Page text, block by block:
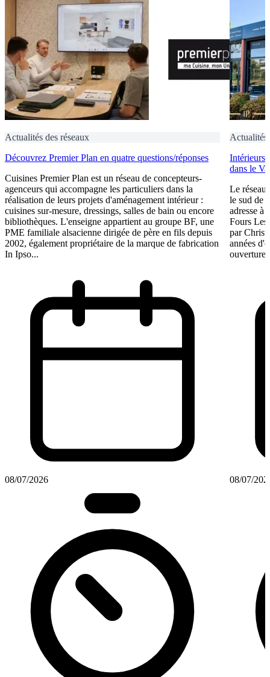
Actualités des réseaux
Découvrez Premier Plan en quatre questions/réponses
Cuisines Premier Plan est un réseau de concepteurs-
agenceurs qui accompagne les particuliers dans la
réalisation de leurs projets d'aménagement intérieur :
cuisines sur-mesure, dressings, salles de bain ou encore
bibliothèques. L'enseigne appartient au groupe BF, une
PME familiale alsacienne dirigée de père en fils depuis
2002, également propriétaire de la marque de fabrication
In Ipso...
08/07/2026
Actualités
Intérieurs
dans le
Le réseau
le sud de
adresse à
Fours Les
par
années
ouverture
08/07/